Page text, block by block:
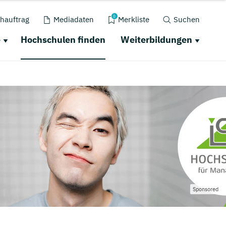
Mediadaten 0 Merkliste Suchen
Hochschulen finden Weiterbildungen
Sponsored